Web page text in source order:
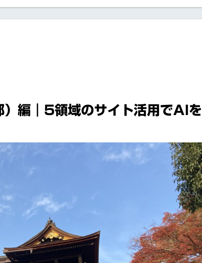
）編｜5領域のサイト活用でAIを